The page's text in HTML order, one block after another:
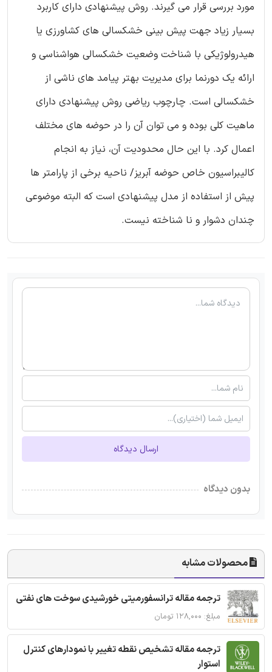
مورد بررسی قرار می گیرند. روش پیشنهادی دارای کاربرد
بسیار زیاد جهت پیش بینی خشکسالی های کشاورزی یا
هیدرولوژیکی با شناخت وضعیت خشکسالی هواشناسی و
ارائه یک دورنما برای مدیریت بهتر پیامد های ناشی از
خشکسالی است. چارچوب ریاضی روش پیشنهادی دارای
ماهیت کلی بوده و می توان آن را در حوضه های مختلف
اعمال کرد. با این حال محدودیت آن، نیاز به انجام
کالیبراسیون خاص حوضه آبریز/ ناحیه برخی از پارامتر ها
پیش از استفاده از مدل پیشنهادی است که البته موضوعی
چندان دشوار و نا شناخته نیست.
ارسال دیدگاه
بدون دیدگاه
محصولات مشابه
ترجمه مقاله ترانسفورمیتی خورشیدی سوخت های نفتی
مبلغ: ۱۲۸,۰۰۰ تومان
ترجمه مقاله تشخیص نقطه تغییر با نمودارهای کنترل
استوار